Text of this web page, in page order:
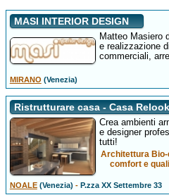
MASI INTERIOR DESIGN
Matteo Masiero
e realizzazione
commerciali,
MIRANO (Venezia)
Ristrutturare casa - Casa
Crea ambienti
e designer
tutti!
Architettura
comfort e
NOALE(Venezia) -P.zza XX Settembre 33